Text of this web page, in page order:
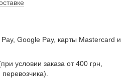
Google Pay, карты Mastercard и
условии заказа от 400 грн,